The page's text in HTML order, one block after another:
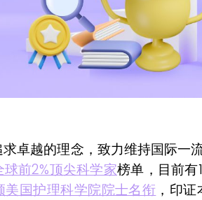
卓越的理念，致力维持国际一
球前2%顶尖科学家榜单，目前
国护理科学院院士名衔 ，印